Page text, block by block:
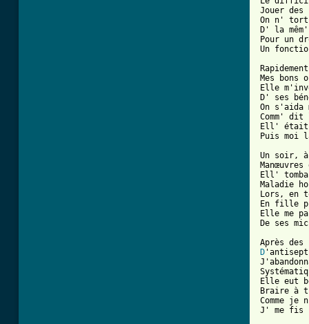
Jouer
On n'
D' la
Pour un
Un
Mes bons
Elle
D' ses
On s'aida
Comm'
Ell' était
Puis moi
Un soir,
Ell'
Maladie
Lors, en
En fille
Elle me
De ses
D
Elle eut
Braire à
Comme
J' me fis